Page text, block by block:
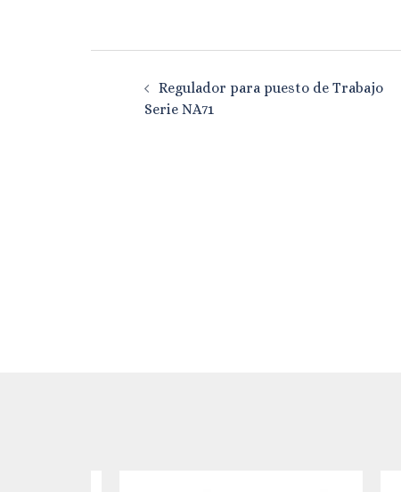
Navegación
Regulador para puesto de Trabajo
Serie NA71